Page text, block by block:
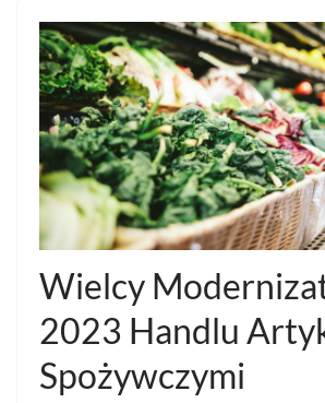
Wielcy
2023 Handlu
Spożywczymi